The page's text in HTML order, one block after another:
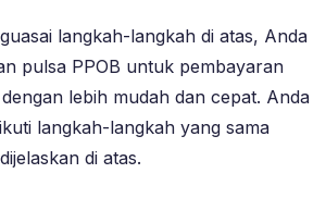
langkah-langkah di atas, Anda
pulsa PPOB untuk pembayaran
lebih mudah dan cepat. Anda
langkah-langkah yang sama
di atas.